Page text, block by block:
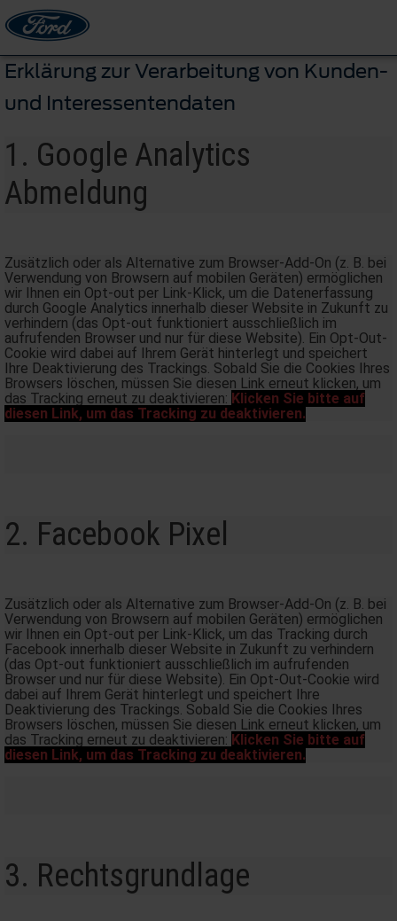
Erklärung zur Verarbeitung von Kunden-
und Interessentendaten
1. Google Analytics
Abmeldung
Zusätzlich oder als Alternative zum Browser-Add-On (z. B. bei
Verwendung von Browsern auf mobilen Geräten) ermöglichen
wir Ihnen ein Opt-out per Link-Klick, um die Datenerfassung
durch Google Analytics innerhalb dieser Website in Zukunft zu
verhindern (das Opt-out funktioniert ausschließlich im
aufrufenden Browser und nur für diese Website). Ein Opt-Out-
Cookie wird dabei auf Ihrem Gerät hinterlegt und speichert
Ihre Deaktivierung des Trackings. Sobald Sie die Cookies Ihres
Browsers löschen, müssen Sie diesen Link erneut klicken, um
das Tracking erneut zu deaktivieren: Klicken Sie bitte auf
diesen Link, um das Tracking zu deaktivieren.
2. Facebook Pixel
Zusätzlich oder als Alternative zum Browser-Add-On (z. B. bei
Verwendung von Browsern auf mobilen Geräten) ermöglichen
wir Ihnen ein Opt-out per Link-Klick, um das Tracking durch
Facebook innerhalb dieser Website in Zukunft zu verhindern
(das Opt-out funktioniert ausschließlich im aufrufenden
Browser und nur für diese Website). Ein Opt-Out-Cookie wird
dabei auf Ihrem Gerät hinterlegt und speichert Ihre
Deaktivierung des Trackings. Sobald Sie die Cookies Ihres
Browsers löschen, müssen Sie diesen Link erneut klicken, um
das Tracking erneut zu deaktivieren: Klicken Sie bitte auf
diesen Link, um das Tracking zu deaktivieren.
3. Rechtsgrundlage